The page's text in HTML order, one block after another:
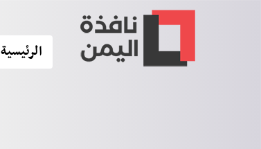
الرئيسية